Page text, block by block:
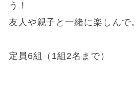
う！
友人や親子と一緒に楽しんで。
定員6組（1組2名まで）